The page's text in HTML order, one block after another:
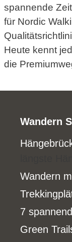
spannende
für Nordic
Heute kennt
die
Wandern
Wandern
7
Green